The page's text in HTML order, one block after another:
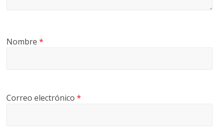
Nombre*
Correo electrónico*